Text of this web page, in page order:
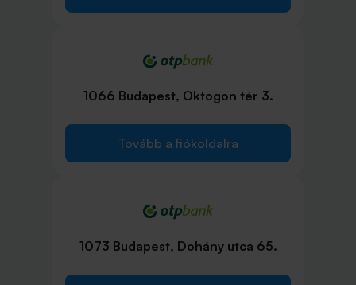
1066 Budapest, Oktogon tér 3.
Tovább a fiókoldalra
1073 Budapest, Dohány utca 65.